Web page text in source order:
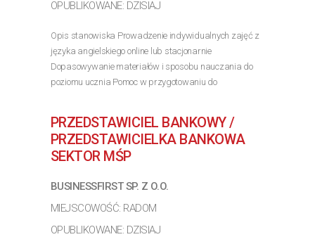
OPUBLIKOWANE: DZISIAJ
Opis stanowiska Prowadzenie indywidualnych zajęć z
języka angielskiego online lub stacjonarnie
Dopasowywanie materiałów i sposobu nauczania do
poziomu ucznia Pomoc w przygotowaniu do
>> Poznaj szczegóły oferty
PRZEDSTAWICIEL BANKOWY /
PRZEDSTAWICIELKA BANKOWA
SEKTOR MŚP
BUSINESSFIRST SP. Z O.O.
MIEJSCOWOŚĆ: RADOM
OPUBLIKOWANE: DZISIAJ